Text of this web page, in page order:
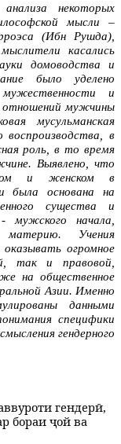
некоторых
мысли –
(Ибн Рушда),
касались
домоводства и
было уделено
и
отношений мужчины
мусульманская
в
роль, в то время
Выявлено, что
и женском в
была основана на
существа и
начала,
материю. Учения
огромное
так и правовой,
на общественное
Азии. Именно
данными
специфики
гендерного
гендерӣ,
бораи ҷой ва